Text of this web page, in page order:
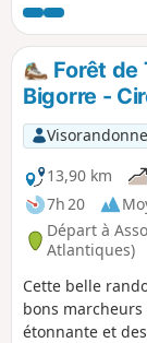
locale, cette
bonne pour la
IV s'y abreuvait
Coarraze selon
après le point
IV. Le retour
franchissement
supplémentaire
Forêt de
Bigorre -
13,90 km
7h 20
Départ à
Atlantiques)
Cette belle
bons
étonnante et